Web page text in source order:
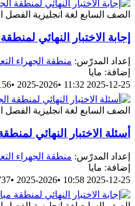
الصف السابع لغة انجليزية الفصل
إجابة الاختبار النهائي
إعداد المدرّس: منطقة الجهراء
إضافة: مايا
2025-12-25 11:32
•
2025-2026
•
الصف السابع لغة انجليزية الفصل
أسئلة الاختبار النهائي
إعداد المدرّس: منطقة الجهراء
إضافة: مايا
2025-12-25 10:58
•
2025-2026
•